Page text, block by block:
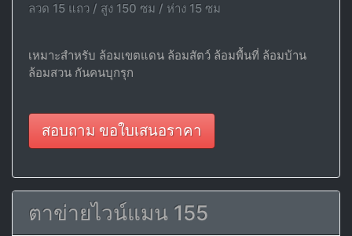
ลวด 15 แถว / สูง 150 ซม / ห่าง 15 ซม
เหมาะสำหรับ ล้อมเขตแดน ล้อมสัตว์ ล้อมพื้นที่ ล้อมบ้าน
ล้อมสวน กันคนบุกรุก
สอบถาม ขอใบเสนอราคา
ตาข่ายไวน์แมน 155